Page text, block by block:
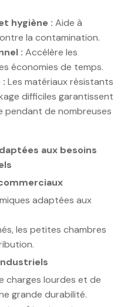
hygiène : Aide à
la contamination.
: Accélère les
économies de temps.
Les matériaux résistants
difficiles garantissent
pendant de nombreuses
aux besoins
adaptées aux
les petites chambres
charges lourdes et de
grande durabilité.